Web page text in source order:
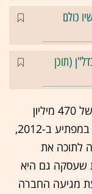
כולם
(תוכן
בשיאה בבורסה נסחרה החברה לפי שווי של 470 מיליון
שקל, אך לאחר כישלון ניסוי שלב III שלה במפתיע ב-2012,
מיזגה לתוכה את
שעסקה גם היא
מגיעה החברה